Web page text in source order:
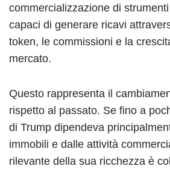
commercializzazione di
capaci di generare ricavi
token, le commissioni e la
mercato.
Questo rappresenta il
rispetto al passato. Se fino a
di Trump dipendeva
immobili e dalle attività
rilevante della sua ricchezza è